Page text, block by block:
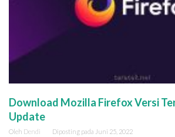
Download Mozilla Firefox Versi
Update
Oleh Dendi Diposting pada Juni 25, 2022